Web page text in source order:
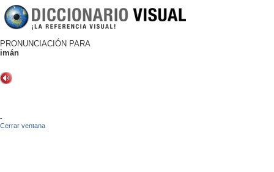
PRONUNCIACIÓN PARA
imán
-
Cerrar ventana